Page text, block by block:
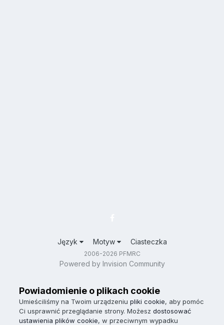
Język Motyw Ciasteczka
2006-2026 PFMRC
Powered by Invision Community
Powiadomienie o plikach cookie
Umieściliśmy na Twoim urządzeniu pliki cookie, aby pomóc
Ci usprawnić przeglądanie strony. Możesz dostosować
ustawienia plików cookie, w przeciwnym wypadku